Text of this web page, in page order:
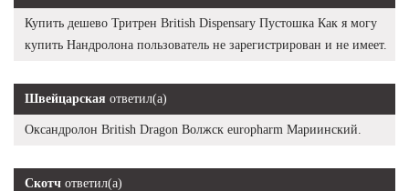
Купить дешево Тритрен British Dispensary Пустошка Как я могу
купить Нандролона пользователь не зарегистрирован и не имеет.
Швейцарская ответил(а)
Оксандролон British Dragon Волжск europharm Мариинский.
Скотч ответил(а)